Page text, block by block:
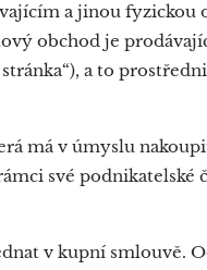
a jinou fyzickou
obchod je
stránka“), a to
má v úmyslu
své podnikatelské
v kupní smlouvě.